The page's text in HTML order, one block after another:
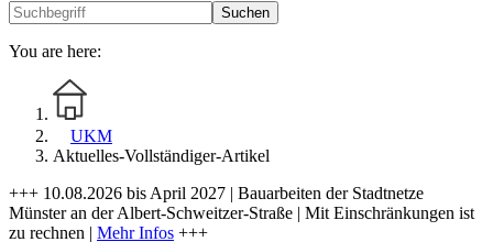
Suchen
You are here:
UKM
Aktuelles-Vollständiger-Artikel
+++ 10.08.2026 bis April 2027 | Bauarbeiten der Stadtnetze
Münster an der Albert-Schweitzer-Straße | Mit Einschränkungen ist
zu rechnen | Mehr Infos +++